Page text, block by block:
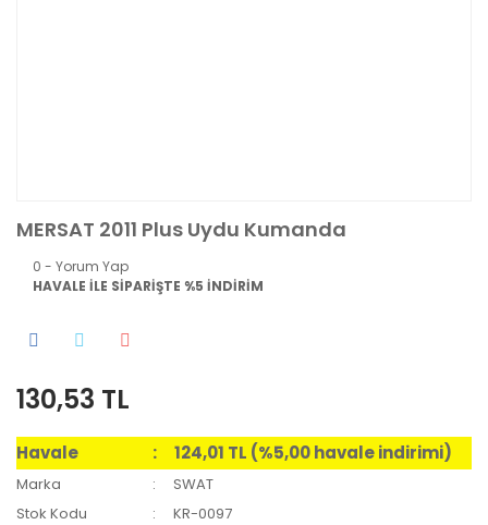
MERSAT 2011 Plus Uydu Kumanda
0 - Yorum Yap
HAVALE İLE SİPARİŞTE %5 İNDİRİM
130,53 TL
Havale 124,01 TL (%5,00 havale indirimi)
Marka
SWAT
Stok Kodu
KR-0097